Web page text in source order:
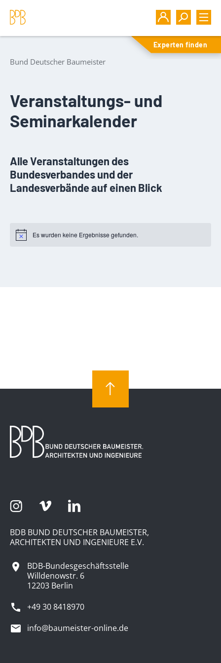
Experten finden
Bund Deutscher Baumeister
Veranstaltungs- und
Seminarkalender
Alle Veranstaltungen des
Bundesverbandes und der
Landesverbände auf einen Blick
Notice Es wurden keine Ergebnisse gefunden.
BDB BUND DEUTSCHER BAUMEISTER,
ARCHITEKTEN UND INGENIEURE E.V.
BDB-Bundesgeschäftsstelle
Willdenowstr. 6
12203 Berlin
+49 30 8418970
info@baumeister-online.de